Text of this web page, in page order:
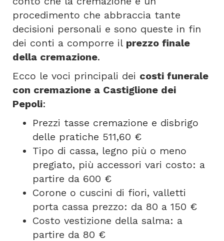
procedimento che abbraccia tante
decisioni personali e sono queste in fin
dei conti a comporre il prezzo finale
della cremazione.
Ecco le voci principali dei costi funerale
con cremazione a Castiglione dei
Pepoli:
Prezzi tasse cremazione e disbrigo
delle pratiche 511,60 €
Tipo di cassa, legno più o meno
pregiato, più accessori vari costo: a
partire da 600 €
Corone o cuscini di fiori, valletti
porta cassa prezzo: da 80 a 150 €
Costo vestizione della salma: a
partire da 80 €